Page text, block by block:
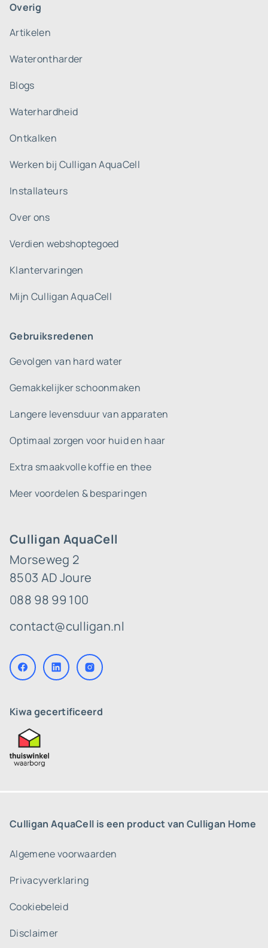
Culligan AquaCell
Morseweg 2
8503 AD Joure
088 98 99 100
contact@culligan.nl
Kiwa gecertificeerd
Overig
Artikelen
Waterontharder
Blogs
Waterhardheid
Ontkalken
Werken bij Culligan AquaCell
Installateurs
Over ons
Verdien webshoptegoed
Klantervaringen
Mijn Culligan AquaCell
Gebruiksredenen
Gevolgen van hard water
Gemakkelijker schoonmaken
Langere levensduur van apparaten
Optimaal zorgen voor huid en haar
Extra smaakvolle koffie en thee
Meer voordelen & besparingen
Culligan AquaCell is een product van Culligan Home
Algemene voorwaarden
Privacyverklaring
Cookiebeleid
Disclaimer